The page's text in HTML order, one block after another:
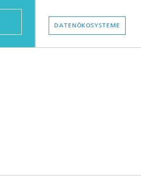
DATENÖKOSYSTEME